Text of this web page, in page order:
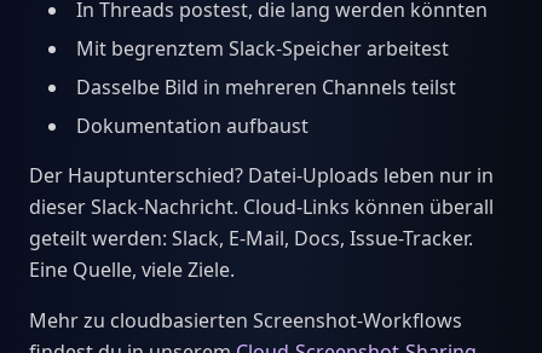
In Threads postest, die lang werden könnten
Mit begrenztem Slack-Speicher arbeitest
Dasselbe Bild in mehreren Channels teilst
Dokumentation aufbaust
Der Hauptunterschied? Datei-Uploads leben nur in
dieser Slack-Nachricht. Cloud-Links können überall
geteilt werden: Slack, E-Mail, Docs, Issue-Tracker.
Eine Quelle, viele Ziele.
Mehr zu cloudbasierten Screenshot-Workflows